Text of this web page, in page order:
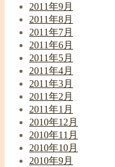
2011年9月
2011年8月
2011年7月
2011年6月
2011年5月
2011年4月
2011年3月
2011年2月
2011年1月
2010年12月
2010年11月
2010年10月
2010年9月